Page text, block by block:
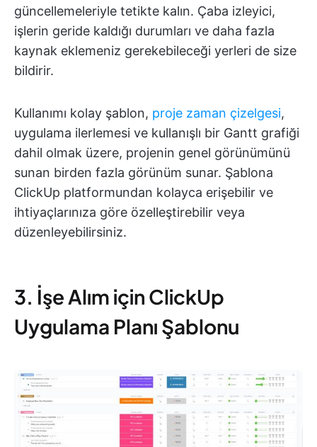
güncellemeleriyle tetikte kalın. Çaba izleyici,
işlerin geride kaldığı durumları ve daha fazla
kaynak eklemeniz gerekebileceği yerleri de size
bildirir.
Kullanımı kolay şablon, proje zaman çizelgesi,
uygulama ilerlemesi ve kullanışlı bir Gantt grafiği
dahil olmak üzere, projenin genel görünümünü
sunan birden fazla görünüm sunar. Şablona
ClickUp platformundan kolayca erişebilir ve
ihtiyaçlarınıza göre özelleştirebilir veya
düzenleyebilirsiniz.
3. İşe Alım için ClickUp
Uygulama Planı Şablonu